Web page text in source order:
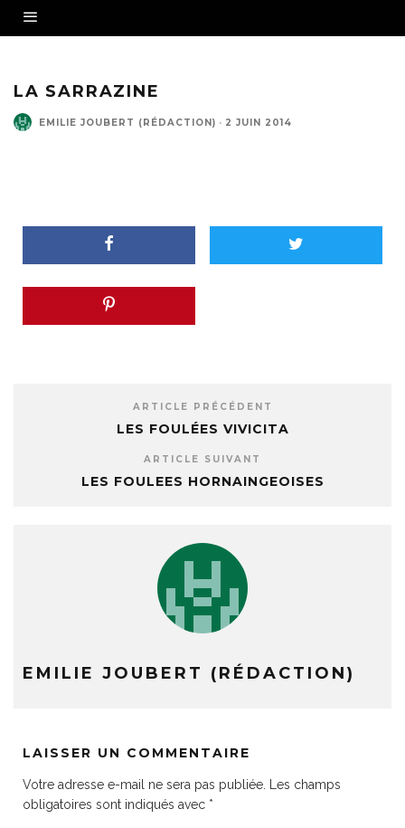
LA SARRAZINE
EMILIE JOUBERT (RÉDACTION) · 2 JUIN 2014
ARTICLE PRÉCÉDENT
LES FOULÉES VIVICITA
ARTICLE SUIVANT
LES FOULEES HORNAINGEOISES
EMILIE JOUBERT (RÉDACTION)
LAISSER UN COMMENTAIRE
Votre adresse e-mail ne sera pas publiée.
Les champs
obligatoires sont indiqués avec *